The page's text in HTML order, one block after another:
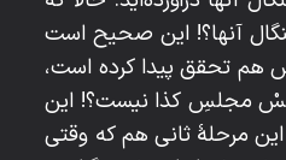
چنگال آنها؟! اين صحيح است
هم تحقق پيدا كرده است،
مجلسِ كذا نيست؟! اين
مرحلۀ ثانى هم كه وقتى